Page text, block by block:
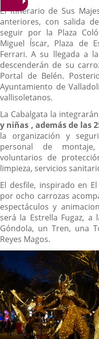
El itinerario de Sus
anteriores, con salida
seguir por la Plaza
Miguel Íscar, Plaza de
Ferrari. A su llegada a
descenderán de su
Portal de Belén.
Ayuntamiento de
vallisoletanos.
La Cabalgata la integrarán
y niñas , además de las
la organización y
personal de
voluntarios de
limpieza, servicios
El desfile, inspirado en
por ocho carrozas
espectáculos y
será la Estrella Fugaz, a
Góndola, un Tren, una
Reyes Magos.